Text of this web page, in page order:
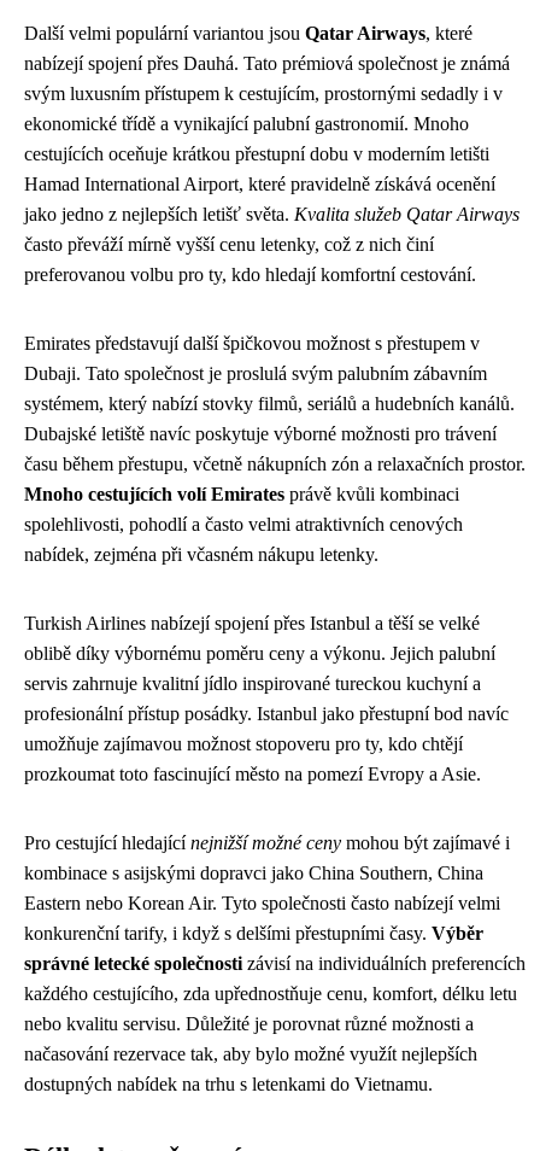
Další velmi populární variantou jsou Qatar Airways, které
nabízejí spojení přes Dauhá. Tato prémiová společnost je známá
svým luxusním přístupem k cestujícím, prostornými sedadly i v
ekonomické třídě a vynikající palubní gastronomií. Mnoho
cestujících oceňuje krátkou přestupní dobu v moderním letišti
Hamad International Airport, které pravidelně získává ocenění
jako jedno z nejlepších letišť světa. Kvalita služeb Qatar Airways
často převáží mírně vyšší cenu letenky, což z nich činí
preferovanou volbu pro ty, kdo hledají komfortní cestování.
Emirates představují další špičkovou možnost s přestupem v
Dubaji. Tato společnost je proslulá svým palubním zábavním
systémem, který nabízí stovky filmů, seriálů a hudebních kanálů.
Dubajské letiště navíc poskytuje výborné možnosti pro trávení
času během přestupu, včetně nákupních zón a relaxačních prostor.
Mnoho cestujících volí Emirates právě kvůli kombinaci
spolehlivosti, pohodlí a často velmi atraktivních cenových
nabídek, zejména při včasném nákupu letenky.
Turkish Airlines nabízejí spojení přes Istanbul a těší se velké
oblibě díky výbornému poměru ceny a výkonu. Jejich palubní
servis zahrnuje kvalitní jídlo inspirované tureckou kuchyní a
profesionální přístup posádky. Istanbul jako přestupní bod navíc
umožňuje zajímavou možnost stopoveru pro ty, kdo chtějí
prozkoumat toto fascinující město na pomezí Evropy a Asie.
Pro cestující hledajícínejnižší možné ceny mohou být zajímavé i
kombinace s asijskými dopravci jako China Southern, China
Eastern nebo Korean Air. Tyto společnosti často nabízejí velmi
konkurenční tarify, i když s delšími přestupními časy. Výběr
správné letecké společnosti závisí na individuálních preferencích
každého cestujícího, zda upřednostňuje cenu, komfort, délku letu
nebo kvalitu servisu. Důležité je porovnat různé možnosti a
načasování rezervace tak, aby bylo možné využít nejlepších
dostupných nabídek na trhu s letenkami do Vietnamu.